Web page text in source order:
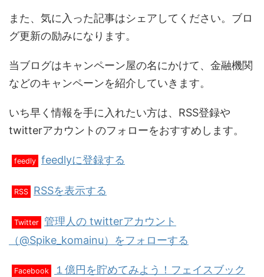
また、気に入った記事はシェアしてください。ブロ
グ更新の励みになります。
当ブログはキャンペーン屋の名にかけて、金融機関
などのキャンペーンを紹介していきます。
いち早く情報を手に入れたい方は、RSS登録や
twitterアカウントのフォローをおすすめします。
feedly feedlyに登録する
RSS RSSを表示する
Twitter 管理人の twitterアカウント
（@Spike_komainu）をフォローする
Facebook
１億円を貯めてみよう！フェイスブック